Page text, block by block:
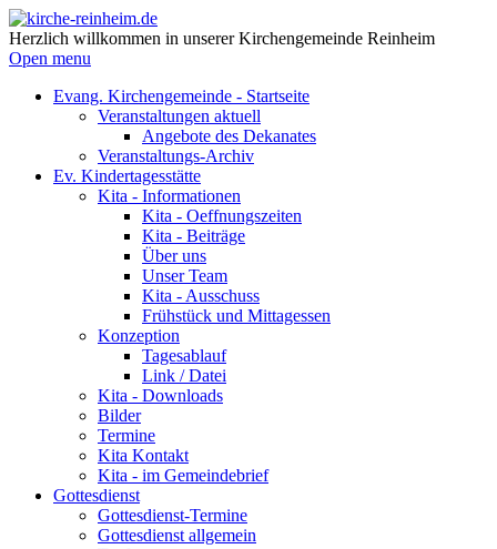
Herzlich willkommen in unserer Kirchengemeinde Reinheim
Open menu
Evang. Kirchengemeinde - Startseite
Veranstaltungen aktuell
Angebote des Dekanates
Veranstaltungs-Archiv
Ev. Kindertagesstätte
Kita - Informationen
Kita - Oeffnungszeiten
Kita - Beiträge
Über uns
Unser Team
Kita - Ausschuss
Frühstück und Mittagessen
Konzeption
Tagesablauf
Link / Datei
Kita - Downloads
Bilder
Termine
Kita Kontakt
Kita - im Gemeindebrief
Gottesdienst
Gottesdienst-Termine
Gottesdienst allgemein